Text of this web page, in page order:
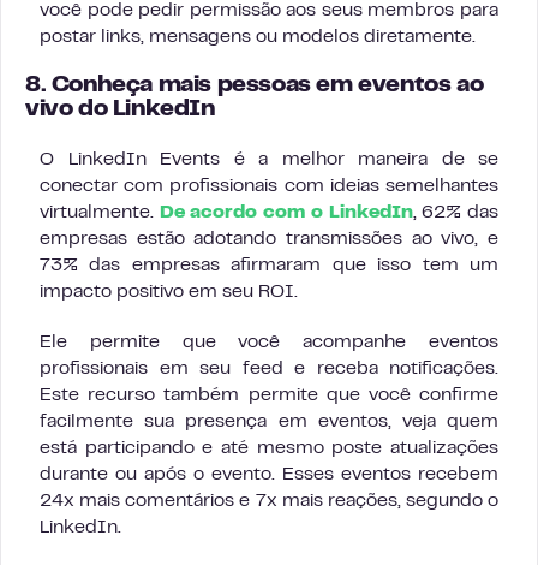
você pode pedir permissão aos seus membros para
postar links, mensagens ou modelos diretamente.
8. Conheça mais pessoas em eventos ao
vivo do LinkedIn
O LinkedIn Events é a melhor maneira de se
conectar com profissionais com ideias semelhantes
virtualmente. De acordo com o LinkedIn, 62% das
empresas estão adotando transmissões ao vivo, e
73% das empresas afirmaram que isso tem um
impacto positivo em seu ROI.
Ele permite que você acompanhe eventos
profissionais em seu feed e receba notificações.
Este recurso também permite que você confirme
facilmente sua presença em eventos, veja quem
está participando e até mesmo poste atualizações
durante ou após o evento. Esses eventos recebem
24x mais comentários e 7x mais reações, segundo o
LinkedIn.